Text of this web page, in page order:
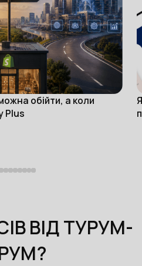
обійти, а коли
Plus
ВІД ТУРУМ-